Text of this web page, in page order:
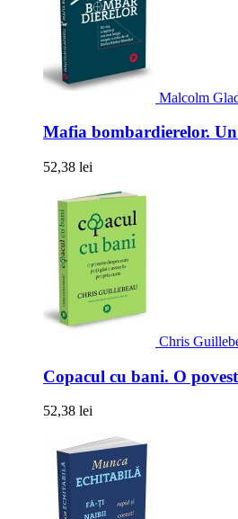
Malcolm
Mafia bombardierelor.
52,38 lei
Chris
Copacul cu bani. O
52,38 lei